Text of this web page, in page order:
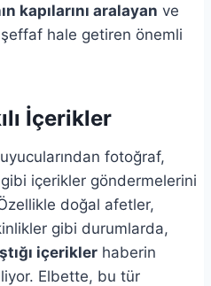
kapılarını aralayan ve
hale getiren önemli
İçerikler
fotoğraf,
içerikler göndermelerini
doğal afetler,
gibi durumlarda,
içerikler haberin
Elbette, bu tür